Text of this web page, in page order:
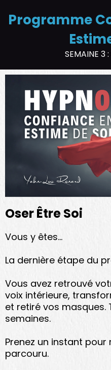
Programme
SEMAINE 3
Oser Être Soi
Vous y êtes...
La dernière étape du
Vous avez retrouvé
voix intérieure,
et retiré vos masques.
semaines.
Prenez un instant
parcouru.